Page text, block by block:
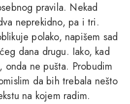
pravila. Nekad
neprekidno, pa i tri.
polako, napišem sad
dana drugu. Iako, kad
ne pušta. Probudim
da bih trebala nešto
na kojem radim.